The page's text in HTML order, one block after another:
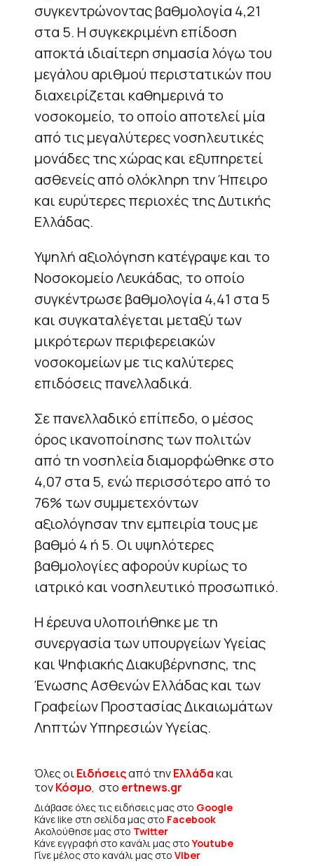
συγκεντρώνοντας βαθμολογία 4,21
στα 5. Η συγκεκριμένη επίδοση
αποκτά ιδιαίτερη σημασία λόγω του
μεγάλου αριθμού περιστατικών που
διαχειρίζεται καθημερινά το
νοσοκομείο, το οποίο αποτελεί μία
από τις μεγαλύτερες νοσηλευτικές
μονάδες της χώρας και εξυπηρετεί
ασθενείς από ολόκληρη την Ήπειρο
και ευρύτερες περιοχές της Δυτικής
Ελλάδας.
Υψηλή αξιολόγηση κατέγραψε και το
Νοσοκομείο Λευκάδας, το οποίο
συγκέντρωσε βαθμολογία 4,41 στα 5
και συγκαταλέγεται μεταξύ των
μικρότερων περιφερειακών
νοσοκομείων με τις καλύτερες
επιδόσεις πανελλαδικά.
Σε πανελλαδικό επίπεδο, ο μέσος
όρος ικανοποίησης των πολιτών
από τη νοσηλεία διαμορφώθηκε στο
4,07 στα 5, ενώ περισσότερο από το
76% των συμμετεχόντων
αξιολόγησαν την εμπειρία τους με
βαθμό 4 ή 5. Οι υψηλότερες
βαθμολογίες αφορούν κυρίως το
ιατρικό και νοσηλευτικό προσωπικό.
Η έρευνα υλοποιήθηκε με τη
συνεργασία των υπουργείων Υγείας
και Ψηφιακής Διακυβέρνησης, της
Ένωσης Ασθενών Ελλάδας και των
Γραφείων Προστασίας Δικαιωμάτων
Ληπτών Υπηρεσιών Υγείας.
Όλες οιΕιδήσειςαπό τηνΕλλάδακαι
τονΚόσμο, στο ertnews.gr
Διάβασε όλες τις ειδήσεις μας στο Google
Κάνε like στη σελίδα μας στο Facebook
Ακολούθησε μας στο Twitter
Κάνε εγγραφή στο κανάλι μας στοYoutube
Γίνε μέλος στο κανάλι μας στο Viber